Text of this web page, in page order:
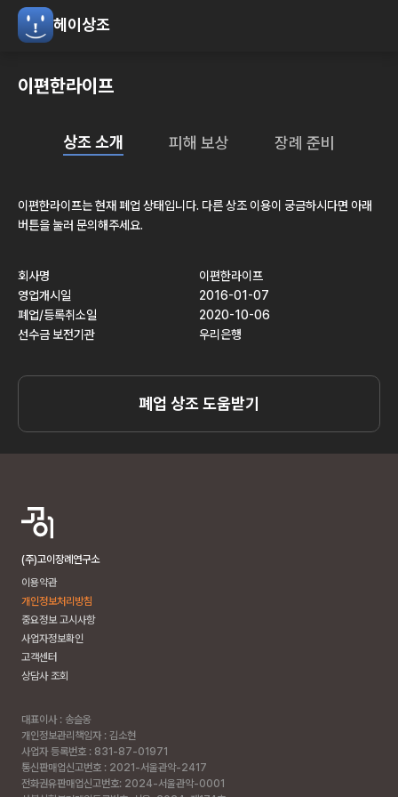
헤이상조
이편한라이프
상조 소개 피해 보상 장례 준비
이편한라이프는 현재 폐업 상태입니다. 다른 상조 이용이 궁금하시다면 아래
버튼을 눌러 문의해주세요.
회사명
이편한라이프
영업개시일
2016-01-07
폐업/등록취소일
2020-10-06
선수금 보전기관
우리은행
폐업 상조 도움받기
(주)고이장례연구소
이용약관
개인정보처리방침
중요정보 고시사항
사업자정보확인
고객센터
상담사 조회
대표이사 : 송슬옹
개인정보관리책임자 : 김소현
사업자 등록번호 : 831-87-01971
통신판매업신고번호 : 2021-서울관악-2417
전화권유판매업신고번호: 2024-서울관악-0001